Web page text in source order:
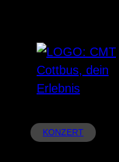
springen
KONZERT